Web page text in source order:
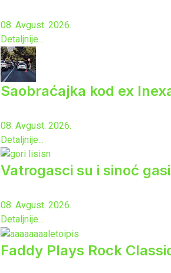
08. Avgust. 2026.
Detaljnije...
Saobraćajka kod ex
08. Avgust. 2026.
Detaljnije...
Vatrogasci su i sinoć
08. Avgust. 2026.
Detaljnije...
Faddy Plays Rock